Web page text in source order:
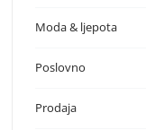
Moda & ljepota
Poslovno
Prodaja